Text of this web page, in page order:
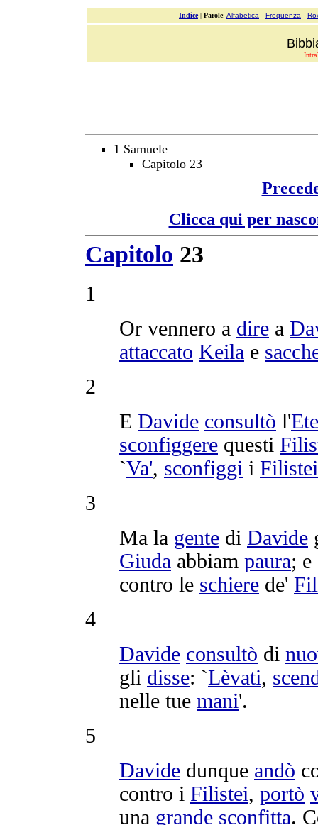
Indice| Parole: Alfabetica - Frequenza -
1 Samuele
Capitolo 23
Clicca qui per
Capitolo 23
1
Or vennero a dire a
attaccato Keila e
2
E Davide consultò l'
sconfiggere questi
`Va', sconfiggi i Filistei
3
Ma la gente di Davide
Giuda abbiam paura; e
contro le schiere de'
4
Davide consultò di
gli disse: `Lèvati,
nelle tue mani'.
5
Davide dunque andò
contro i Filistei, portò
una grande sconfitta.